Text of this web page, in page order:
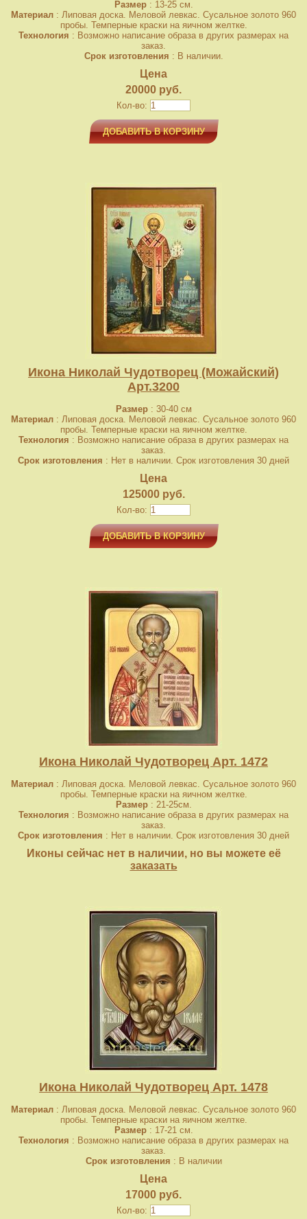
Размер: 13-25 см.
Материал : Липовая доска. Меловой левкас. Сусальное золото 960
пробы. Темперные краски на яичном желтке.
Технология : Возможно написание образа в других размерах на
заказ.
Срок изготовления : В наличии.
Цена
20000 руб.
Кол-во:
ДОБАВИТЬ В КОРЗИНУ
Икона Николай Чудотворец (Можайский)
Арт.3200
Размер: 30-40 см
Материал : Липовая доска. Меловой левкас. Сусальное золото 960
пробы. Темперные краски на яичном желтке.
Технология : Возможно написание образа в других размерах на
заказ.
Срок изготовления : Нет в наличии. Срок изготовления 30 дней
Цена
125000 руб.
Кол-во:
ДОБАВИТЬ В КОРЗИНУ
Икона Николай Чудотворец Арт. 1472
Материал : Липовая доска. Меловой левкас. Сусальное золото 960
пробы. Темперные краски на яичном желтке.
Размер: 21-25см.
Технология : Возможно написание образа в других размерах на
заказ.
Срок изготовления : Нет в наличии. Срок изготовления 30 дней
Иконы сейчас нет в наличии, но вы можете её
заказать
Икона Николай Чудотворец Арт. 1478
Материал : Липовая доска. Меловой левкас. Сусальное золото 960
пробы. Темперные краски на яичном желтке.
Размер: 17-21 см.
Технология : Возможно написание образа в других размерах на
заказ.
Срок изготовления : В наличии
Цена
17000 руб.
Кол-во: